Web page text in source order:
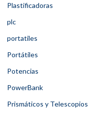
Plastificadoras
plc
portatiles
Portátiles
Potencias
PowerBank
Prismáticos y Telescopios